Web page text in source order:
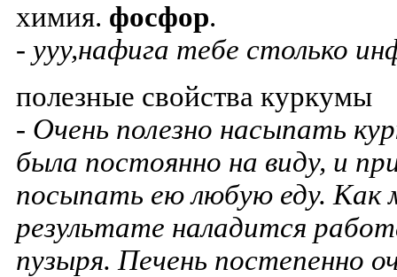
химия. фосфор.
- ууу,нафига тебе столько
полезные свойства куркумы
- Очень полезно насыпать
была постоянно на виду, и
посыпать ею любую еду. Как
результате наладится
пузыря. Печень постепенно